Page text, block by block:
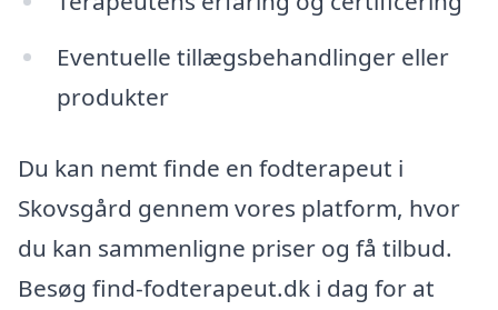
Eventuelle tillægsbehandlinger eller
produkter
Du kan nemt finde en fodterapeut i
Skovsgård gennem vores platform, hvor
du kan sammenligne priser og få tilbud.
Besøg find-fodterapeut.dk i dag for at